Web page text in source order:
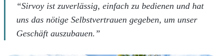
“Sirvoy ist zuverlässig, einfach zu bedienen und hat
uns das nötige Selbstvertrauen gegeben, um unser
Geschäft auszubauen.”